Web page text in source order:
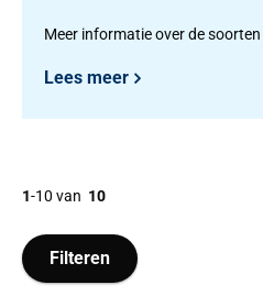
Meer informatie over de
Lees meer
1-10 van 10
Filteren